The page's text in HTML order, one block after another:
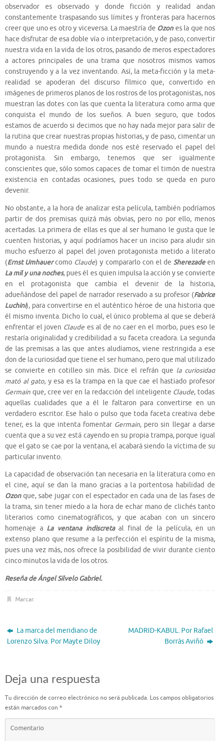
observador es observado y donde ficción y realidad andan
constantemente traspasando sus límites y fronteras para hacernos
creer que uno es otro y viceversa. La maestría de Ozones la que nos
hace disfrutar de esa doble vía o interpretación, y de paso, convertir
nuestra vida en la vida de los otros, pasando de meros espectadores
a actores principales de una trama que nosotros mismos vamos
construyendo y a la vez inventando. Así, la meta-ficción y la meta-
realidad se apoderan del discurso fílmico que, convertido en
imágenes de primeros planos de los rostros de los protagonistas, nos
muestran las dotes con las que cuenta la literatura como arma que
conquista el mundo de los sueños. A buen seguro, que todos
estamos de acuerdo si decimos que no hay nada mejor para salir de
la rutina que crear nuestras propias historias, y de paso, cimentar un
mundo a nuestra medida donde nos esté reservado el papel del
protagonista. Sin embargo, tenemos que ser igualmente
conscientes que, sólo somos capaces de tomar el timón de nuestra
existencia en contadas ocasiones, pues todo se queda en puro
devenir.
No obstante, a la hora de analizar esta película, también podríamos
partir de dos premisas quizá más obvias, pero no por ello, menos
acertadas. La primera de ellas es que al ser humano le gusta que le
cuenten historias, y aquí podríamos hacer un inciso para aludir sin
mucho esfuerzo al papel del joven protagonista metido a literato
(Ernst Umhauercomo Claude) y compararlo con el de Sherezadeen
La mil y una noches, pues él es quien impulsa la acción y se convierte
en el protagonista que cambia el devenir de la historia,
adueñándose del papel de narrador reservado a su profesor (Fabrice
Luchini), para convertirse en el auténtico héroe de una historia que
él mismo inventa. Dicho lo cual, el único problema al que se deberá
enfrentar el joven Claude es al de no caer en el morbo, pues eso le
restaría originalidad y credibilidad a su faceta creadora. La segunda
de las premisas a las que antes aludíamos, viene restringida a ese
don de la curiosidad que tiene el ser humano, pero que mal utilizado
se convierte en cotilleo sin más. Dice el refrán que la curiosidad
mató al gato, y esa es la trampa en la que cae el hastiado profesor
Germain que, cree ver en la redacción del inteligente Claude, todas
aquellas cualidades que a él le faltaron para convertirse en un
verdadero escritor. Ese halo o pulso que toda faceta creativa debe
tener, es la que intenta fomentar Germain, pero sin llegar a darse
cuenta que a su vez está cayendo en su propia trampa, porque igual
que el gato se cae por la ventana, el acabará siendo la víctima de su
particular invento.
La capacidad de observación tan necesaria en la literatura como en
el cine, aquí se dan la mano gracias a la portentosa habilidad de
Ozonque, sabe jugar con el espectador en cada una de las fases de
la trama, sin tener miedo a la hora de echar mano de clichés tanto
literarios como cinematográficos, y que acaban con un sincero
homenaje a La ventana indiscretaal final de la película, en un
extenso plano que resume a la perfección el espíritu de la misma,
pues una vez más, nos ofrece la posibilidad de vivir durante ciento
cinco minutos la vida de los otros.
Reseña de Ángel Silvelo Gabriel.
Marcar.
La marca del meridiano de
Lorenzo Silva. Por Mayte Diloy
MADRID-KABUL. Por Rafael
Borrás Aviñó
Deja una respuesta
Tu dirección de correo electrónico no será publicada. Los campos obligatorios
están marcados con *